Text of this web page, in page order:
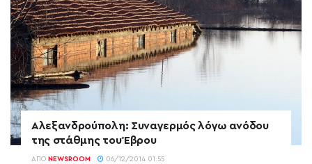
Αλεξανδρούπολη: Συναγερμός λόγω ανόδου
της στάθμης του Έβρου
ΑΠΌ NEWSROOM 06/12/2014 01:55